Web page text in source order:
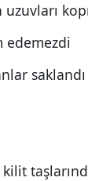
edemezdi
saklandı